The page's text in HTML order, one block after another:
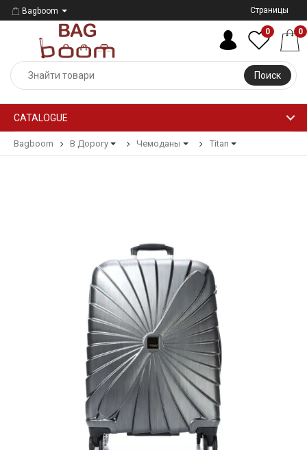
Bagboom Страницы
Поиск
0 0
CATALOGUE
Bagboom В Дорогу Чемоданы Titan